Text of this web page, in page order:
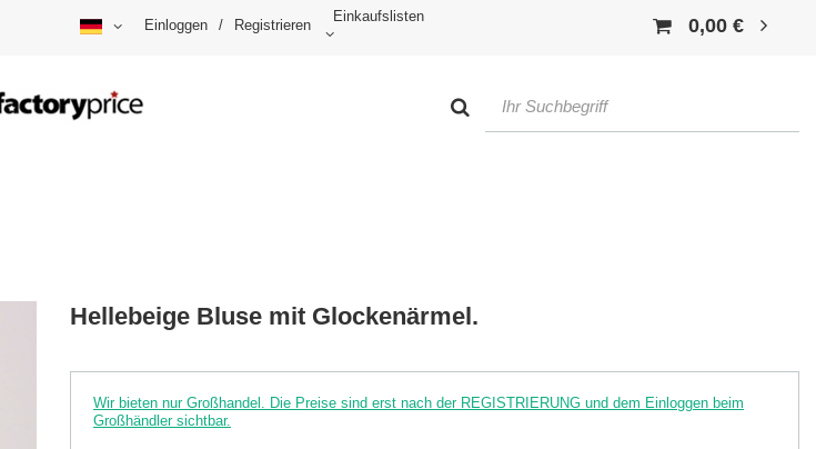
Einloggen / Registrieren
Einkaufslisten 0,00 €
Hellebeige Bluse mit Glockenärmel.
Wir bieten nur Großhandel. Die Preise sind erst nach der REGISTRIERUNG und dem Einloggen beim
Großhändler sichtbar.